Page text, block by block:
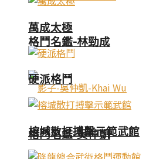
格鬥名鑑-林勁成
格鬥名鑑-吳仲凱
萬成太極
硬派格鬥
榕城散打搏擊示範武館